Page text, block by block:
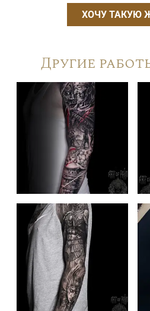
ХОЧУ ТАКУЮ
Другие